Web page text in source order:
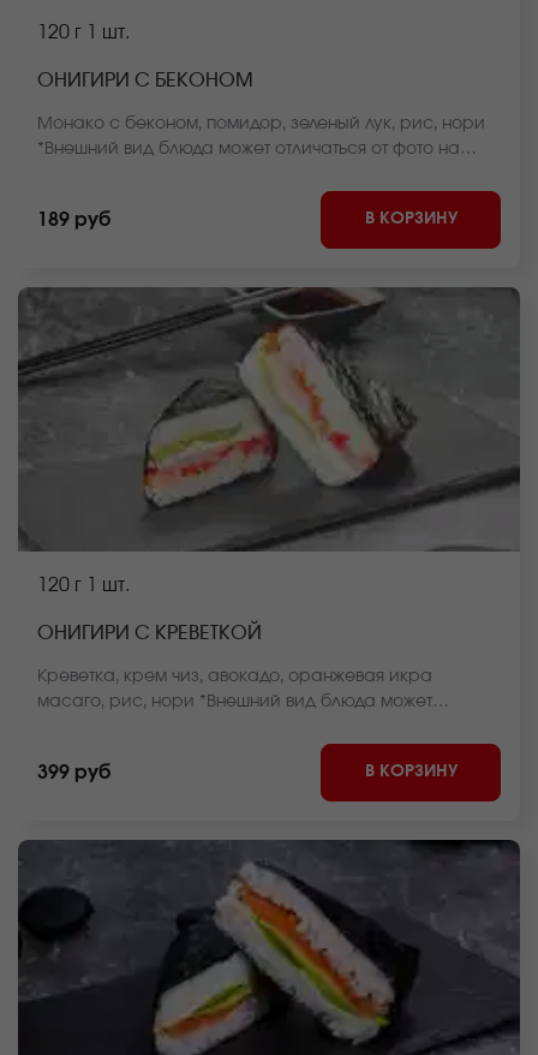
120 г 1 шт.
ОНИГИРИ С БЕКОНОМ
Монако с беконом, помидор, зеленый лук, рис, нори
*Внешний вид блюда может отличаться от фото на
189 руб В КОРЗИНУ
120 г 1 шт.
ОНИГИРИ С КРЕВЕТКОЙ
Креветка, крем чиз, авокадо, оранжевая икра
масаго, рис, нори *Внешний вид блюда может
399 руб В КОРЗИНУ